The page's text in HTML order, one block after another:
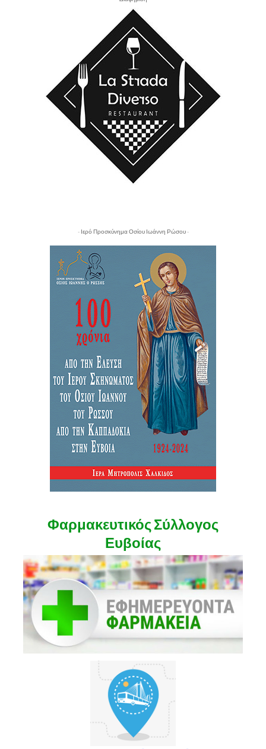
- Ιερό Προσκύνημα Οσίου Ιωάννη Ρώσου -
Φαρμακευτικός Σύλλογος
Ευβοίας